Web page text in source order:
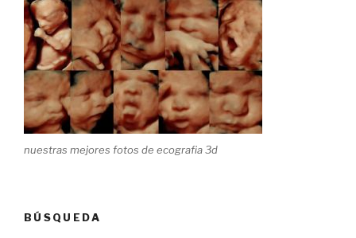
nuestras mejores fotos de ecografia 3d
BÚSQUEDA